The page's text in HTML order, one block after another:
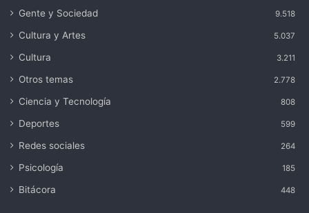
Gente y Sociedad 9.518
Cultura y Artes 5.037
Cultura 3.211
Otros temas 2.778
Ciencia y Tecnología 808
Deportes 599
Redes sociales 264
Psicología 185
Bitácora 448